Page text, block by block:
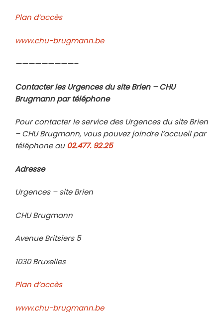
Plan d’accès
www.chu-brugmann.be
—————————–
Contacter les Urgences du site Brien – CHU
Brugmann par téléphone
Pour contacter le service des Urgences du site Brien
– CHU Brugmann, vous pouvez joindre l’accueil par
téléphone au 02.477. 92.25
Adresse
Urgences – site Brien
CHU Brugmann
Avenue Britsiers 5
1030 Bruxelles
Plan d’accès
www.chu-brugmann.be